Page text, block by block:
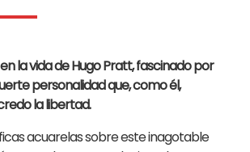
la vida de Hugo Pratt, fascinado por
personalidad que, como él,
la libertad.
acuarelas sobre este inagotable